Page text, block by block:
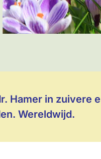
Hamer in zuivere
Wereldwijd.